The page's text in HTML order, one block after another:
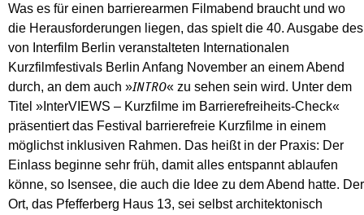
Was es für einen barrierearmen Film­abend braucht und wo
die Herausforderungen liegen, das spielt die 40. Ausgabe des
von Interfilm Berlin veranstalteten Internationalen
Kurzfilmfestivals Berlin Anfang ­November an einem Abend
durch, an dem auch »INTRO« zu sehen sein wird. Unter dem
Titel »InterVIEWS – Kurz­­filme im Barrierefreiheits-Check«
präsentiert das Festival barrierefreie Kurzfilme in einem
möglichst inklusiven Rahmen. Das heißt in der Praxis: Der
Einlass beginne sehr früh, damit alles entspannt ablaufen
könne, so Isensee, die auch die Idee zu dem Abend hatte. Der
Ort, das Pfefferberg Haus 13, sei selbst architektonisch